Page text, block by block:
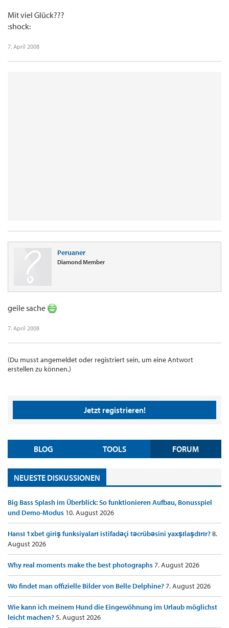
Mit viel Glück???
:shock:
7. April 2008
Peruaner
Diamond Member
geile sache
7. April 2008
(Du musst angemeldet oder registriert sein, um eine Antwort
erstellen zu können.)
Jetzt registrieren!
BLOG TOOLS FORUM
NEUESTE DISKUSSIONEN
Big Bass Splash im Überblick: So funktionieren Aufbau, Bonusspiel
und Demo-Modus 10. August 2026
Hansı 1xbet giriş funksiyaları istifadəçi təcrübəsini yaxşılaşdırır?8.
August 2026
Why real moments make the best photographs7. August 2026
Wo findet man offizielle Bilder von Belle Delphine?7. August 2026
Wie kann ich meinem Hund die Eingewöhnung im Urlaub möglichst
leicht machen?5. August 2026